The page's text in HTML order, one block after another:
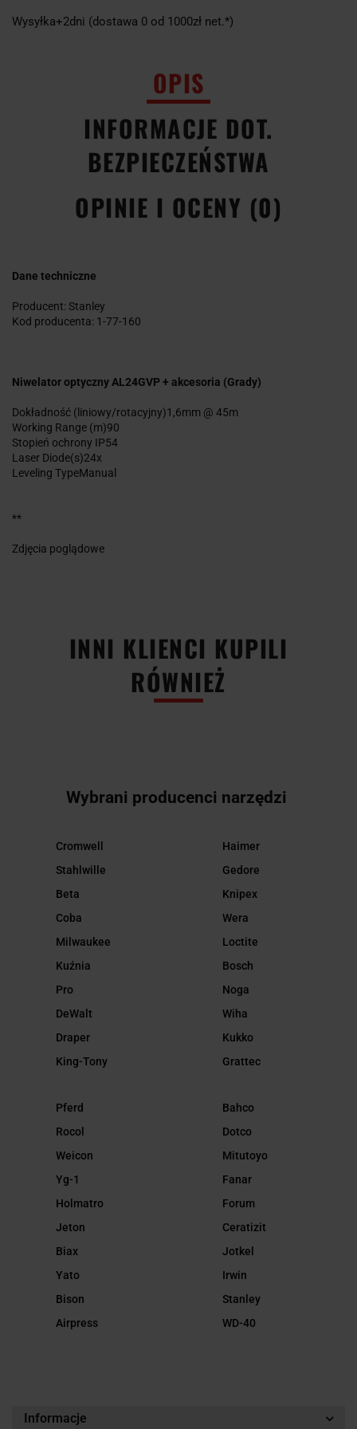
Wysyłka+2dni (dostawa 0 od 1000zł net.*)
OPIS
INFORMACJE DOT.
BEZPIECZEŃSTWA
OPINIE I OCENY (0)
Dane techniczne
Producent: Stanley
Kod producenta: 1-77-160
Niwelator optyczny AL24GVP + akcesoria (Grady)
Dokładność (liniowy/rotacyjny)1,6mm @ 45m
Working Range (m)90
Stopień ochrony IP54
Laser Diode(s)24x
Leveling TypeManual
**
Zdjęcia poglądowe
INNI KLIENCI KUPILI
RÓWNIEŻ
Wybrani producenci narzędzi
Cromwell
Stahlwille
Beta
Coba
Milwaukee
Kuźnia
Pro
DeWalt
Draper
King-Tony
Haimer
Gedore
Knipex
Wera
Loctite
Bosch
Noga
Wiha
Kukko
Grattec
Pferd
Rocol
Weicon
Yg-1
Holmatro
Jeton
Biax
Yato
Bison
Airpress
Bahco
Dotco
Mitutoyo
Fanar
Forum
Ceratizit
Jotkel
Irwin
Stanley
WD-40
Informacje